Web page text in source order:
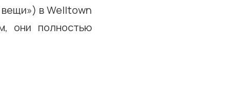
вещи») в Welltown
они полностью